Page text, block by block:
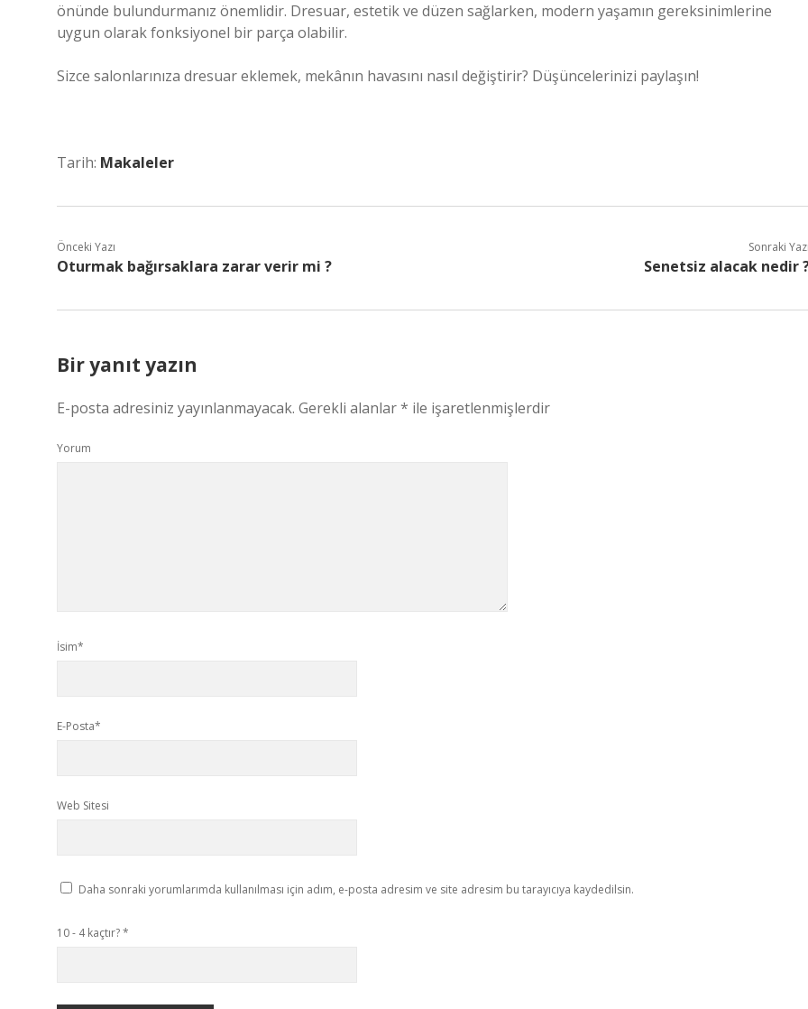
önünde bulundurmanız önemlidir. Dresuar, estetik ve düzen sağlarken, modern yaşamın gereksinimlerine
uygun olarak fonksiyonel bir parça olabilir.
Sizce salonlarınıza dresuar eklemek, mekânın havasını nasıl değiştirir? Düşüncelerinizi paylaşın!
Tarih: Makaleler
Önceki Yazı
Oturmak bağırsaklara zarar verir mi ?
Sonraki
Senetsiz alacak nedir
Bir yanıt yazın
E-posta adresiniz yayınlanmayacak. Gerekli alanlar* ile işaretlenmişlerdir
Yorum
İsim*
E-Posta*
Web Sitesi
Daha sonraki yorumlarımda kullanılması için adım, e-posta adresim ve site adresim bu tarayıcıya kaydedilsin.
10 - 4 kaçtır?*